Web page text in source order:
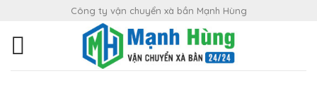
Công ty vận chuyển xà bần Mạnh Hùng